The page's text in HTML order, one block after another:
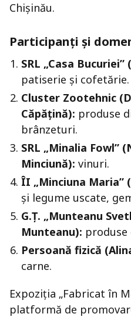
Chișinău.
Participanți și
SRL „Casa Bucuriei”
patiserie și cofetărie.
Cluster Zootehnic
Căpățină): produse
brânzeturi.
SRL „Minalia Fowl”
Minciună): vinuri.
ÎI „Minciuna Maria”
și legume uscate,
G.Ț. „Munteanu
Munteanu): produse
Persoană fizică
carne.
Expoziția „Fabricat în
platformă de